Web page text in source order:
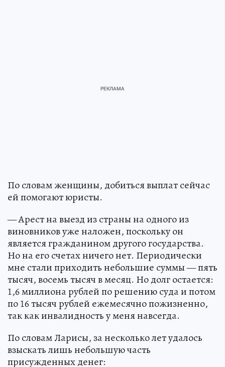
По словам женщины, добиться выплат сейчас
ей помогают юристы.
— Арест на выезд из страны на одного из
виновников уже наложен, поскольку он
является гражданином другого государства.
Но на его счетах ничего нет. Периодически
мне стали приходить небольшие суммы — пять
тысяч, восемь тысяч в месяц. Но долг остается:
1,6 миллиона рублей по решению суда и потом
по 16 тысяч рублей ежемесячно пожизненно,
так как инвалидность у меня навсегда.
По словам Ларисы, за несколько лет удалось
взыскать лишь небольшую часть
присужденных денег: